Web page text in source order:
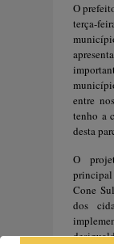
O
terça-
entre
tenho a
desta
O
principal
Cone
dos